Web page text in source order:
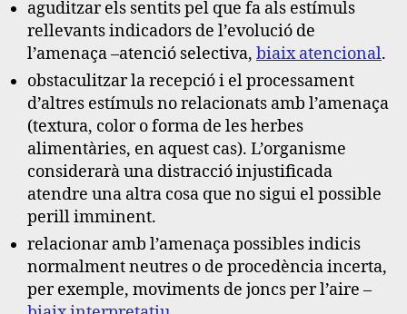
aguditzar els sentits pel que fa als estímuls
rellevants indicadors de l’evolució de
l’amenaça–atenció selectiva, biaix atencional.
obstaculitzar la recepció i el processament
d’altres estímuls no relacionats amb l’amenaça
(textura, color o forma de les herbes
alimentàries, en aquest cas). L’organisme
considerarà una distracció injustificada
atendre una altra cosa que no sigui el possible
perill imminent.
relacionar amb l’amenaça possibles indicis
normalment neutres o de procedència incerta,
per exemple, moviments de joncs per l’aire –